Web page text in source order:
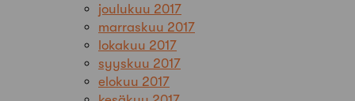
joulukuu 2017
marraskuu 2017
lokakuu 2017
syyskuu 2017
elokuu 2017